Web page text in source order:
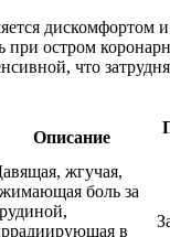
дискомфортом
при остром
что
Описание
жгучая,
боль за
в